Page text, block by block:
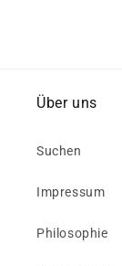
Über uns
Suchen
Impressum
Philosophie